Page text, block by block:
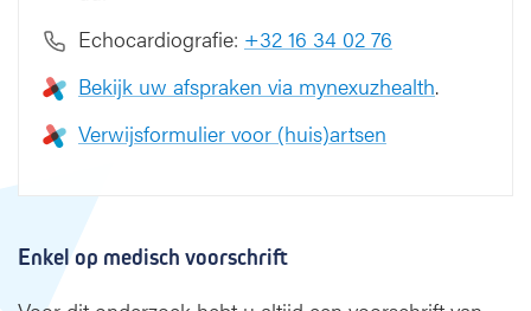
d
o
r
(
Echocardiografie: +32 16 34 02 76
Bekijk uw afspraken via mynexuzhealth.
Verwijsformulier voor (huis)artsen
Enkel op medisch voorschrift